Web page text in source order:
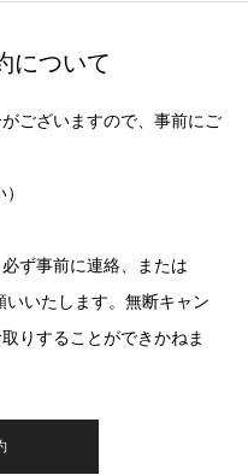
について
ございますので、事前にご
ず事前に連絡、または
いたします。無断キャン
りすることができかねま